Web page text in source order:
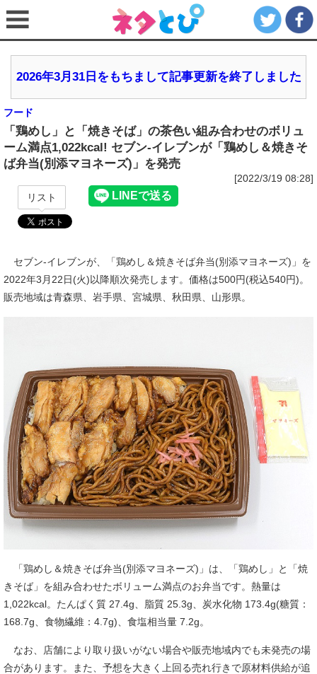
2026年3月31日をもちまして記事更新を終了しました
フード
「鶏めし」と「焼きそば」の茶色い組み合わせのボリュ
ーム満点1,022kcal! セブン‐イレブンが「鶏めし＆焼きそ
ば弁当(別添マヨネーズ)」を発売
[2022/3/19 08:28]
リスト
セブン‐イレブンが、「鶏めし＆焼きそば弁当(別添マヨネーズ)」を
2022年3月22日(火)以降順次発売します。価格は500円(税込540円)。
販売地域は青森県、岩手県、宮城県、秋田県、山形県。
「鶏めし＆焼きそば弁当(別添マヨネーズ)」は、「鶏めし」と「焼
きそば」を組み合わせたボリューム満点のお弁当です。熱量は
1,022kcal。たんぱく質 27.4g、脂質 25.3g、炭水化物 173.4g(糖質：
168.7g、食物繊維：4.7g)、食塩相当量 7.2g。
なお、店舗により取り扱いがない場合や販売地域内でも未発売の場
合があります。また、予想を大きく上回る売れ行きで原材料供給が追